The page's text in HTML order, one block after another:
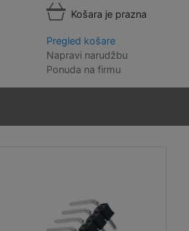
Košara je prazna
Pregled košare
Napravi narudžbu
Ponuda na firmu